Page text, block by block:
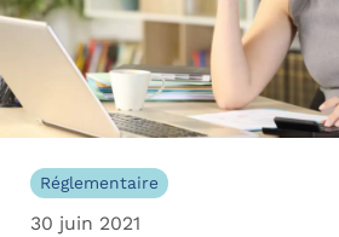
Réglementaire
30 juin 2021